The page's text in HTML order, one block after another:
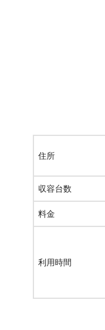
住所
収容台数
料金
利用時間